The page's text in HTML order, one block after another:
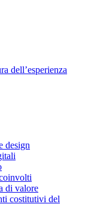
dell’esperienza
design
di valore
costitutivi del